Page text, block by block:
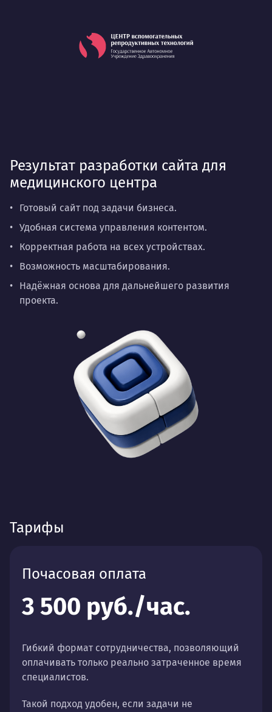
Результат разработки сайта для
медицинского центра
Готовый сайт под задачи бизнеса.
Удобная система управления контентом.
Корректная работа на всех устройствах.
Возможность масштабирования.
Надёжная основа для дальнейшего развития
проекта.
Тарифы
Почасовая оплата
3 500 руб./час.
Гибкий формат сотрудничества, позволяющий
оплачивать только реально затраченное время
специалистов.
Такой подход удобен, если задачи не